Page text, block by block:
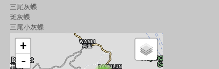
三尾灰蝶
斑灰蝶
三尾小灰蝶
+
-